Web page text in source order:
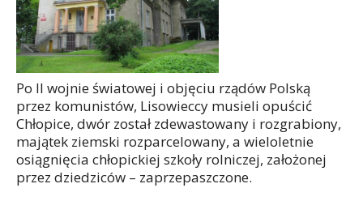
Po II wojnie światowej i objęciu rządów Polską
przez komunistów, Lisowieccy musieli opuścić
Chłopice, dwór został zdewastowany i rozgrabiony,
majątek ziemski rozparcelowany, a wieloletnie
osiągnięcia chłopickiej szkoły rolniczej, założonej
przez dziedziców – zaprzepaszczone.